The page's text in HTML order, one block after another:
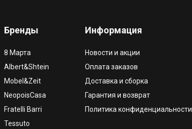
Информация
Бренды
Оплата заказов
Доставка и сборка
Гарантия и возврат
Политика конфиденциальности
Mobel&Zeit
Tessuto
8 Марта
Fratelli Barri
Albert&Shtein
NeopoisCasa
Новости и акции